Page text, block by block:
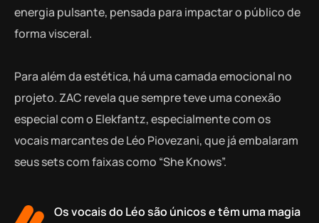
energia pulsante, pensada para impactar o público de
forma visceral.
Para além da estética, há uma camada emocional no
projeto. ZAC revela que sempre teve uma conexão
especial com o Elekfantz, especialmente com os
vocais marcantes de Léo Piovezani, que já embalaram
seus sets com faixas como “She Knows”.
Os vocais do Léo são únicos e têm uma magia